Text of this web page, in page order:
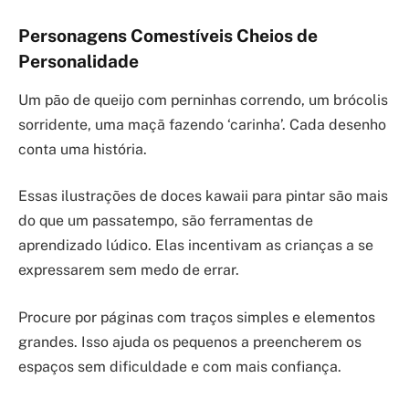
Personagens Comestíveis Cheios de
Personalidade
Um pão de queijo com perninhas correndo, um brócolis
sorridente, uma maçã fazendo ‘carinha’. Cada desenho
conta uma história.
Essas ilustrações de doces kawaii para pintar são mais
do que um passatempo, são ferramentas de
aprendizado lúdico. Elas incentivam as crianças a se
expressarem sem medo de errar.
Procure por páginas com traços simples e elementos
grandes. Isso ajuda os pequenos a preencherem os
espaços sem dificuldade e com mais confiança.